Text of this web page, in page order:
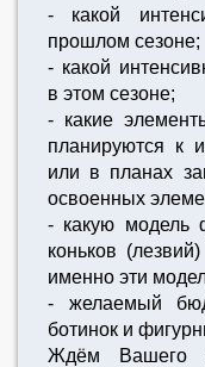
- какой
прошлом сезоне;
- какой
в этом сезоне;
- какие
планируются к
или в планах
освоенных
- какую модель
коньков
именно эти
- желаемый
ботинок и
Ждём Вашего